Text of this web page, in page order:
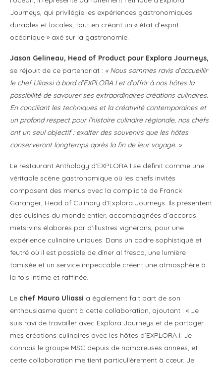
Journeys, qui privilégie les expériences gastronomiques
durables et locales, tout en créant un « état d’esprit
océanique » axé sur la gastronomie.
Jason Gelineau, Head of Product pour Explora Journeys,
se réjouit de ce partenariat : « Nous sommes ravis d’accueillir
le chef Uliassi à bord d’EXPLORA I et d’offrir à nos hôtes la
possibilité de savourer ses extraordinaires créations culinaires.
En conciliant les techniques et la créativité contemporaines et
un profond respect pour l’histoire culinaire régionale, nos chefs
ont un seul objectif : exalter des souvenirs que les hôtes
conserveront longtemps après la fin de leur voyage. »
Le restaurant Anthology d’EXPLORA I se définit comme une
véritable scène gastronomique où les chefs invités
composent des menus avec la complicité de Franck
Garanger, Head of Culinary d’Explora Journeys. Ils présentent
des cuisines du monde entier, accompagnées d’accords
mets-vins élaborés par d’illustres vignerons, pour une
expérience culinaire uniques. Dans un cadre sophistiqué et
feutré où il est possible de dîner al fresco, une lumière
tamisée et un service impeccable créent une atmosphère à
la fois intime et raffinée.
Le chef Mauro Uliassi a également fait part de son
enthousiasme quant à cette collaboration, ajoutant : « Je
suis ravi de travailler avec Explora Journeys et de partager
mes créations culinaires avec les hôtes d’EXPLORA I. Je
connais le groupe MSC depuis de nombreuses années, et
cette collaboration me tient particulièrement à cœur. Je